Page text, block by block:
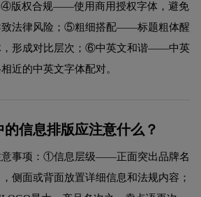
④版权合规——使用商用授权字体，避免
致法律风险；⑤粗细搭配——标题粗体醒
，形成对比层次；⑥中英文和谐——中英
近的中英文字体配对。
信息排版应注意什么？
意事项：①信息层级——正面突出品牌名
侧面或背面放置详细信息和法规内容；